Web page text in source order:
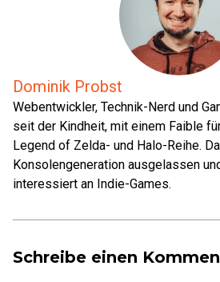
Dominik Probst
Webentwickler, Technik-Nerd und
seit der Kindheit, mit einem Faible
Legend of Zelda- und Halo-Reihe.
Konsolengeneration ausgelassen
interessiert an Indie-Games.
Schreibe einen